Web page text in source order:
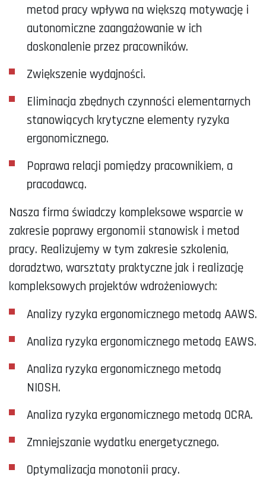
metod pracy wpływa na większą motywację i
autonomiczne zaangażowanie w ich
doskonalenie przez pracowników.
Zwiększenie wydajności.
Eliminacja zbędnych czynności elementarnych
stanowiących krytyczne elementy ryzyka
ergonomicznego.
Poprawa relacji pomiędzy pracownikiem, a
pracodawcą.
Nasza firma świadczy kompleksowe wsparcie w
zakresie poprawy ergonomii stanowisk i metod
pracy. Realizujemy w tym zakresie szkolenia,
doradztwo, warsztaty praktyczne jak i realizację
kompleksowych projektów wdrożeniowych:
Analizy ryzyka ergonomicznego metodą AAWS.
Analiza ryzyka ergonomicznego metodą EAWS.
Analiza ryzyka ergonomicznego metodą
NIOSH.
Analiza ryzyka ergonomicznego metodą OCRA.
Zmniejszanie wydatku energetycznego.
Optymalizacja monotonii pracy.